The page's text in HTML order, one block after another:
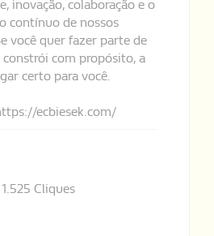
inovação, colaboração e o
contínuo de nossos
você quer fazer parte de
com propósito, a
certo para você.
ecbiesek.com/
1.525 Cliques